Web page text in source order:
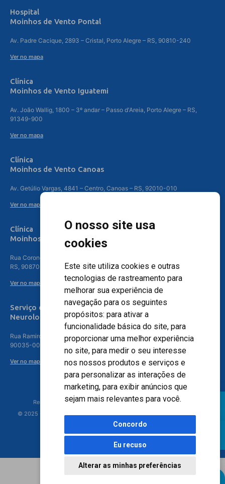
O nosso site usa
cookies
Este site utiliza cookies e outras
tecnologias de rastreamento para
melhorar sua experiência de
navegação para os seguintes
propósitos: para ativar a
funcionalidade básica do site, para
proporcionar uma melhor experiência
no site, para medir o seu interesse
nos nossos produtos e serviços e
para personalizar as interações de
marketing, para exibir anúncios que
sejam mais relevantes para você.
Concordo
Eu recuso
Alterar as minhas preferências
Hospital
Moinhos de Vento Pontal
Av. Padre Cacique, 2893 – Cristal, Porto Alegre – RS, 90810-240
Ver no mapa
Clínica
Moinhos de Vento Iguatemi
Av. João Wallig, 1800 – 3º andar – Passo d'Areia, Porto Alegre – RS,
91349-900
Ver no mapa
Clínica
Moinhos de Vento Canoas
Av. Getúlio Vargas, 4841 – Centro, Canoas – RS, 92010-010
Ver no mapa
Clínica
Moinhos de Vento - Teresópolis
Rua Coronel Aparício Borges, 250 - 3º andar - Teresópolis, Porto Alegre -
RS, 90870-016
Ver no mapa
Serviço de
Neurologia
Rua Ramiro Barcelos, 630 – 5º andar – Floresta, Porto Alegre – RS,
90035-001
Ver no mapa
Responsável Técnico: Dr. Luiz Antonio Nasi - CREMERS 11217
© 2025 - Hospital Moinhos de Vento - Registro Empresa (CRM-RS): 425